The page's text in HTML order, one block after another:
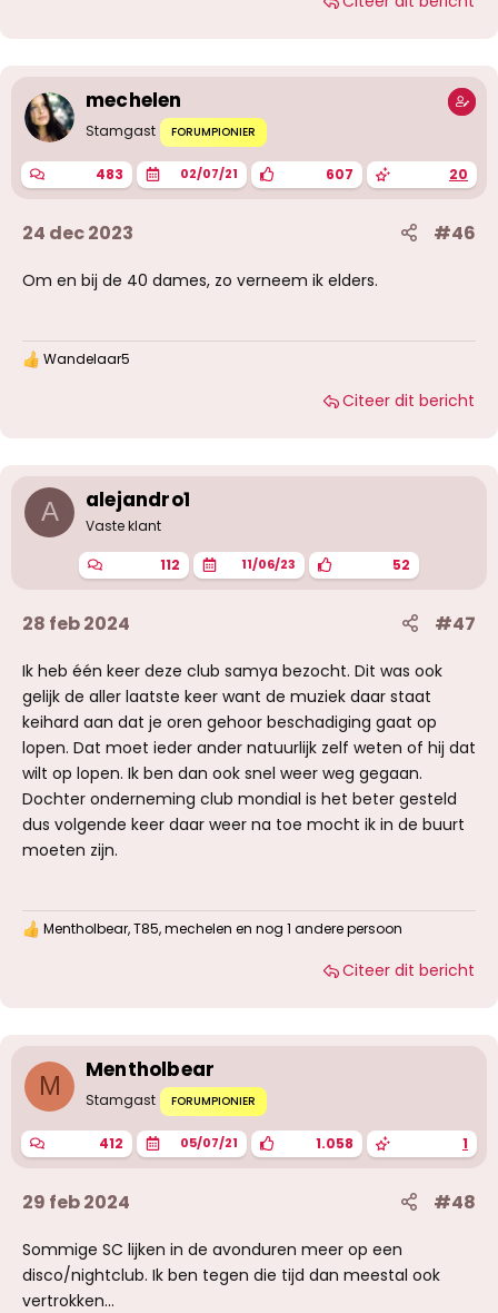
mechelen
Stamgast FORUMPIONIER
483 02/07/21 607 20
24 dec 2023 #46
Om en bij de 40 dames, zo verneem ik elders.
W
n
g
Wandelaar5
Citeer dit bericht
A alejandro1
Vaste klant
112 11/06/23 52
28 feb 2024 #47
Ik heb één keer deze club samya bezocht. Dit was ook
gelijk de aller laatste keer want de muziek daar staat
keihard aan dat je oren gehoor beschadiging gaat op
lopen. Dat moet ieder ander natuurlijk zelf weten of hij dat
wilt op lopen. Ik ben dan ook snel weer weg gegaan.
Dochter onderneming club mondial is het beter gesteld
dus volgende keer daar weer na toe mocht ik in de buurt
moeten zijn.
W
n
g
n
:
Mentholbear,T85,mechelen en nog 1 andere persoon
Citeer dit bericht
M
Mentholbear
Stamgast FORUMPIONIER
412 05/07/21 1.058 1
29 feb 2024 #48
Sommige SC lijken in de avonduren meer op een
disco/nightclub. Ik ben tegen die tijd dan meestal ook
vertrokken...